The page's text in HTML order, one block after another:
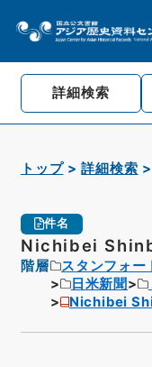
詳細検索
トップ 詳細検索
件名
Nichibei
階層 スタンフォー
日米新聞
Nichibei